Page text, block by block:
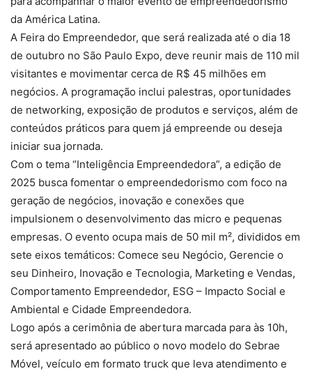
da América Latina.
A Feira do Empreendedor, que será realizada até o dia 18
de outubro no São Paulo Expo, deve reunir mais de 110 mil
visitantes e movimentar cerca de R$ 45 milhões em
negócios. A programação inclui palestras, oportunidades
de networking, exposição de produtos e serviços, além de
conteúdos práticos para quem já empreende ou deseja
iniciar sua jornada.
Com o tema “Inteligência Empreendedora”, a edição de
2025 busca fomentar o empreendedorismo com foco na
geração de negócios, inovação e conexões que
impulsionem o desenvolvimento das micro e pequenas
empresas. O evento ocupa mais de 50 mil m², divididos em
sete eixos temáticos: Comece seu Negócio, Gerencie o
seu Dinheiro, Inovação e Tecnologia, Marketing e Vendas,
Comportamento Empreendedor, ESG – Impacto Social e
Ambiental e Cidade Empreendedora.
Logo após a cerimônia de abertura marcada para às 10h,
será apresentado ao público o novo modelo do Sebrae
Móvel, veículo em formato truck que leva atendimento e